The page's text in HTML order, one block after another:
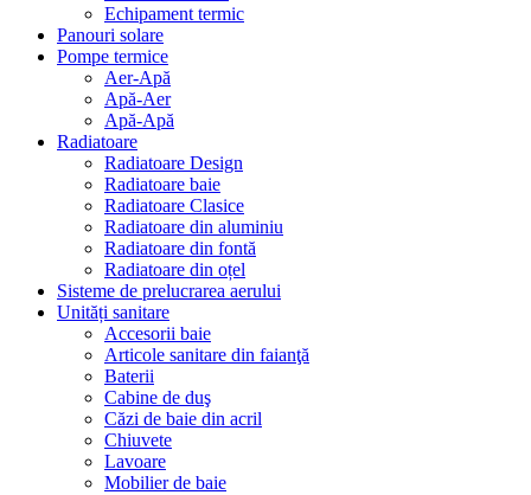
Echipament termic
Panouri solare
Pompe termice
Aer-Apă
Apă-Aer
Apă-Apă
Radiatoare
Radiatoare Design
Radiatoare baie
Radiatoare Clasice
Radiatoare din aluminiu
Radiatoare din fontă
Radiatoare din oțel
Sisteme de prelucrarea aerului
Unități sanitare
Accesorii baie
Articole sanitare din faianţă
Baterii
Cabine de duş
Căzi de baie din acril
Chiuvete
Lavoare
Mobilier de baie